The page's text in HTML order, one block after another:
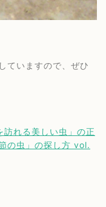
ていますので、ぜひ
れる美しい虫」の正
の虫」の探し方 vol.